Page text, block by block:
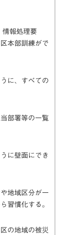
報処理要
本部訓練がで
、すべての
署等の一覧
壁面にでき
域区分が一
習慣化する。
地域の被災